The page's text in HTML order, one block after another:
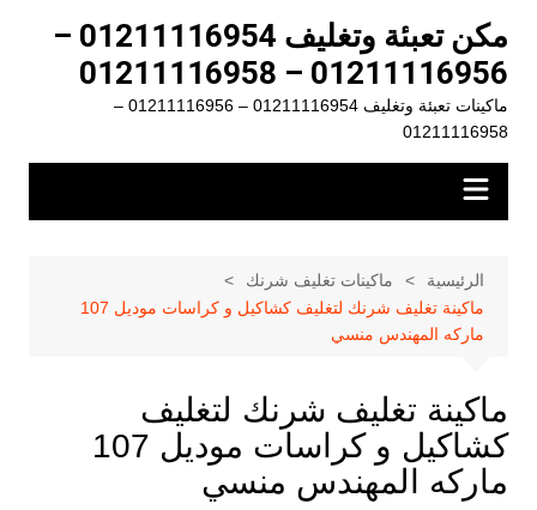
المحتوى
مكن تعبئة وتغليف 01211116954 –
01211116956 – 01211116958
ماكينات تعبئة وتغليف 01211116954 – 01211116956 –
01211116958
الرئيسية
ماكينات تغليف شرنك
ماكينة تغليف شرنك لتغليف كشاكيل و كراسات موديل 107
ماركه المهندس منسي
ماكينة تغليف شرنك لتغليف
كشاكيل و كراسات موديل 107
ماركه المهندس منسي